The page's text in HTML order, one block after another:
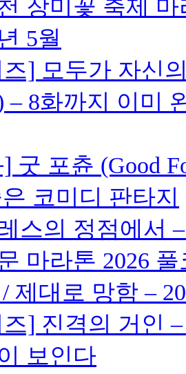
장미꽃 축제
5월
] 모두가 자신
– 8화까지 이미
굿 포츈 (Good
코미디 판타지
스의 정점에서
마라톤 2026
제대로 망함 –
] 진격의 거인
보인다